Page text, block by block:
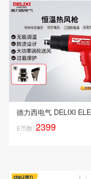
E币数: 2399